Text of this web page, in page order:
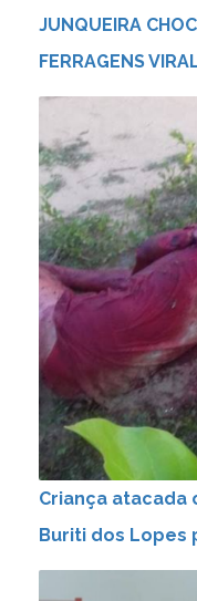
JUNQUEIRA
FERRAGENS
Criança atacada
Buriti dos